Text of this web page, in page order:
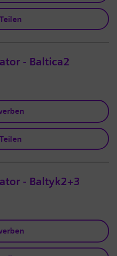
Teilen
- Baltica2
Teilen
- Baltyk2+3